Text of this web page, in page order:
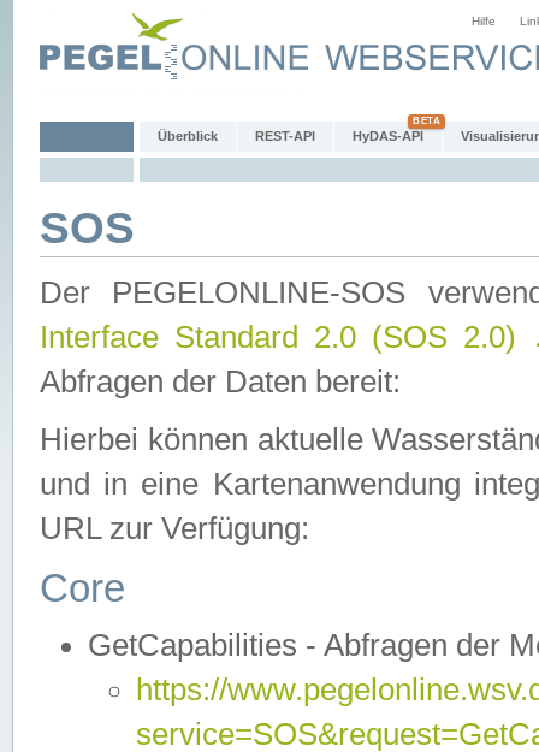
Hilfe
Überblick REST-API HyDAS-API
SOS
Der PEGELONLINE-SOS
Interface Standard 2.0 (SOS 2.0)
Abfragen der Daten bereit:
Hierbei können aktuelle
und in eine Kartenanwendung
URL zur Verfügung:
Core
GetCapabilities - Abfragen der
https://